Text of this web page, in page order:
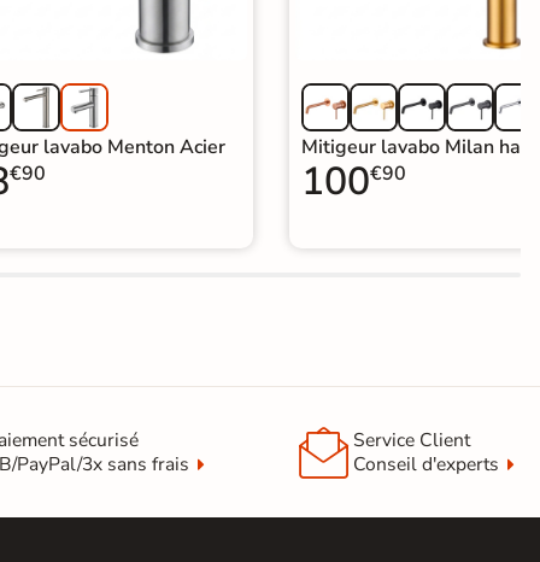
lavabo Menton Acier
€90
Mitigeur lavabo Milan
100€90
sécurisé
PayPal/3x sans frais
 Service Client
Conseil d'experts